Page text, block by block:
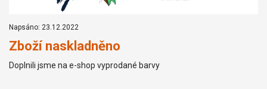
Napsáno: 23.12.2022
Zboží naskladněno
Doplnili jsme na e-shop vyprodané barvy